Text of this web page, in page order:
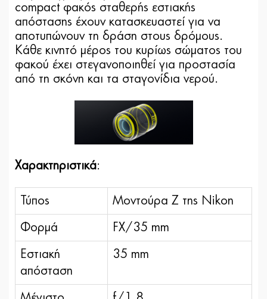
compact φακός σταθερής εστιακής
απόστασης έχουν κατασκευαστεί για να
αποτυπώνουν τη δράση στους δρόμους.
Κάθε κινητό μέρος του κυρίως σώματος του
φακού έχει στεγανοποιηθεί για προστασία
από τη σκόνη και τα σταγονίδια νερού.
Χαρακτηριστικά:
Τύπος Μοντούρα Ζ της Nikon
Φορμά FX/35 mm
Εστιακή
απόσταση
35 mm